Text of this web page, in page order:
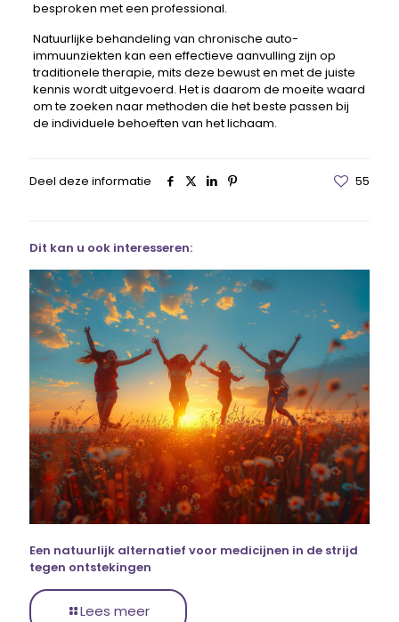
besproken met een professional.
Natuurlijke behandeling van chronische auto-
immuunziekten kan een effectieve aanvulling zijn op
traditionele therapie, mits deze bewust en met de juiste
kennis wordt uitgevoerd. Het is daarom de moeite waard
om te zoeken naar methoden die het beste passen bij
de individuele behoeften van het lichaam.
Deel deze informatie 55
Dit kan u ook interesseren:
Een natuurlijk alternatief voor medicijnen in de strijd
tegen ontstekingen
Lees meer